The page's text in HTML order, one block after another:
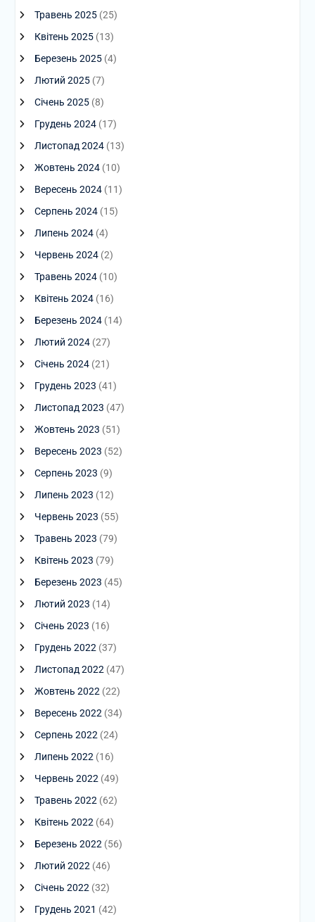
Травень 2025(25)
Квітень 2025(13)
Березень 2025(4)
Лютий 2025(7)
Січень 2025(8)
Грудень 2024(17)
Листопад 2024(13)
Жовтень 2024(10)
Вересень 2024(11)
Серпень 2024(15)
Липень 2024(4)
Червень 2024(2)
Травень 2024(10)
Квітень 2024(16)
Березень 2024(14)
Лютий 2024(27)
Січень 2024(21)
Грудень 2023 (41)
Листопад 2023 (47)
Жовтень 2023 (51)
Вересень 2023 (52)
Серпень 2023 (9)
Липень 2023 (12)
Червень 2023 (55)
Травень 2023 (79)
Квітень 2023 (79)
Березень 2023 (45)
Лютий 2023 (14)
Січень 2023 (16)
Грудень 2022(37)
Листопад 2022(47)
Жовтень 2022(22)
Вересень 2022(34)
Серпень 2022(24)
Липень 2022(16)
Червень 2022(49)
Травень 2022(62)
Квітень 2022(64)
Березень 2022(56)
Лютий 2022(46)
Січень 2022(32)
Грудень 2021 (42)